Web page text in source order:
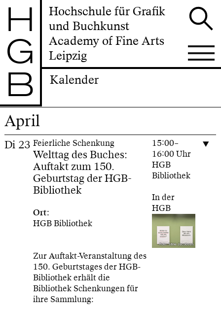
H
G
B
Hochschule für Grafik
und Buchkunst
Academy of Fine Arts
Leipzig
Kalender
April
Di 23 Feierliche Schenkung
Welttag des Buches:
Auftakt zum 150.
Geburtstag der HGB-
Bibliothek
Ort:
HGB Bibliothek
Zur Auftakt-Veranstaltung des
150. Geburtstages der HGB-
Bibliothek erhält die
Bibliothek Schenkungen für
ihre Sammlung:
15:00–
16:00 Uhr
HGB
Bibliothek
In der
HGB
Foto: Stine Jacobsen